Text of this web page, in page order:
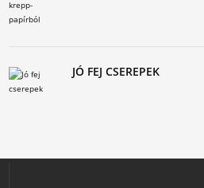
JÓ FEJ CSEREPEK